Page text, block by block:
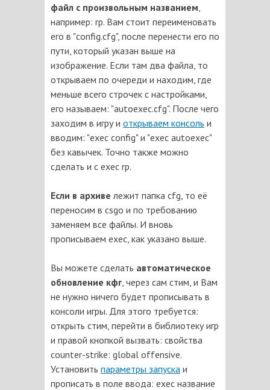
файл с произвольным названием
например: rp. Вам стоит переименовать
его в "config.cfg", после перенести его по
пути, который указан выше на
изображение. Если там два файла, то
открываем по очереди и находим, где
меньше всего строчек с настройками,
его называем: "autoexec.cfg". После чего
заходим в игру и открываем консоль и
вводим: "exec config" и "exec autoexec"
без кавычек. Точно также можно
сделать и с exec rp.
Если в архиве лежит папка cfg, то её
переносим в csgo и по требованию
заменяем все файлы. И вновь
прописываем exec, как указано выше.
Вы можете сделать автоматическое
обновление кфг , через сам стим , и Вам
не нужно ничего будет прописывать в
консоли игры. Для этого требуется:
открыть стим , перейти в библиотеку игр
и правой кнопкой вызвать: свойства
counter-strike: global offensive.
Установить параметры запуска и
прописать в поле ввода: exec название